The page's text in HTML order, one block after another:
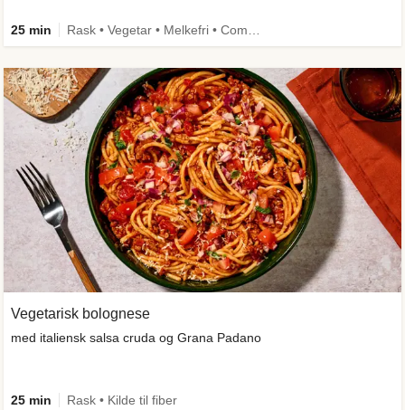
25 min
Vegetarisk bolognese
med italiensk salsa cruda og Grana Padano
25 min Rask • Kilde til fiber